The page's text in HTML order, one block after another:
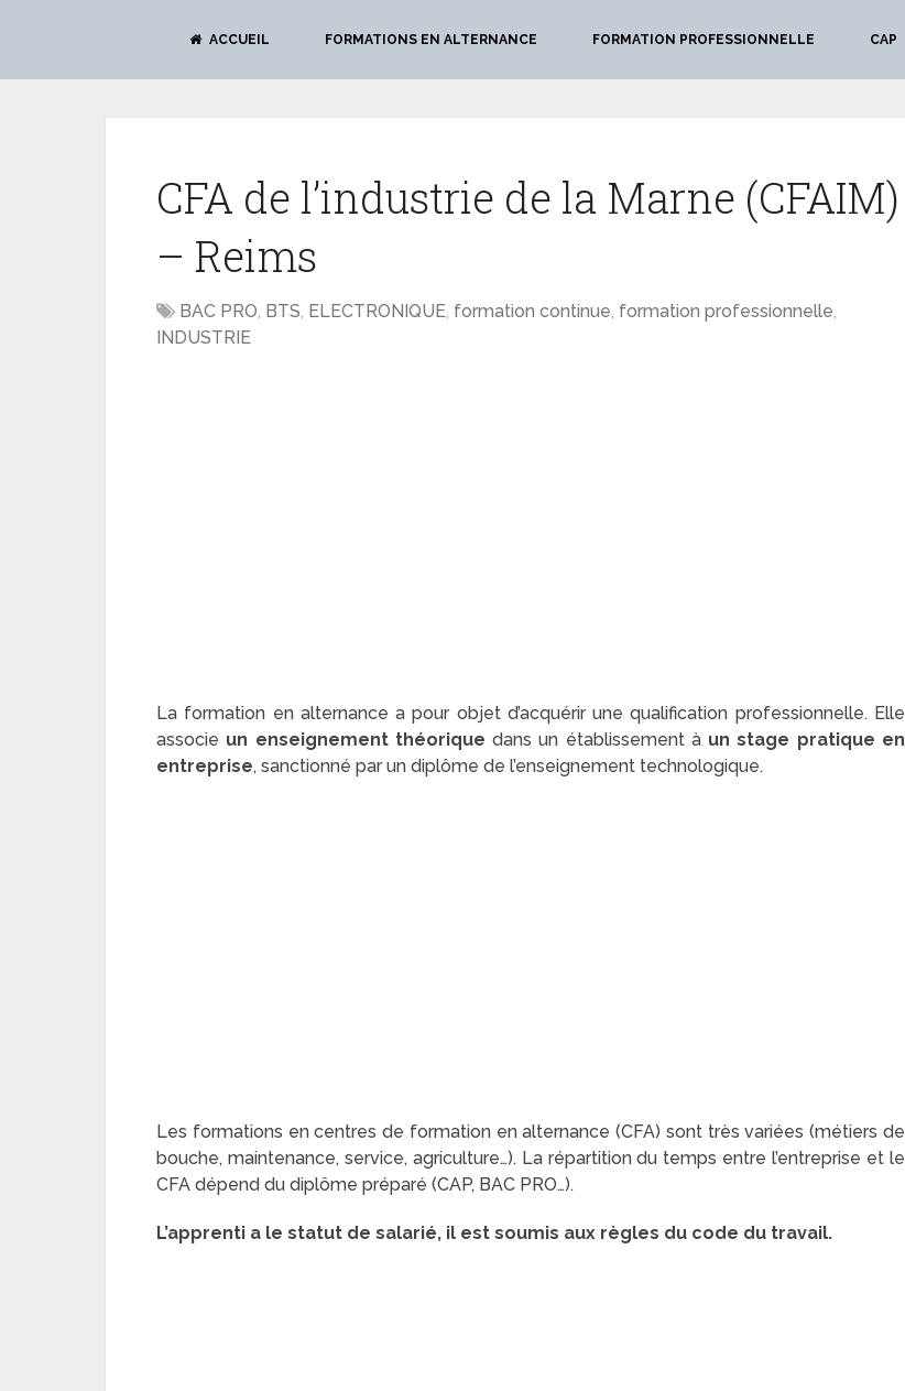
ACCUEIL FORMATIONS EN ALTERNANCE FORMATION PROFESSIONNELLE CAP
CFA de l’industrie de la Marne (CFAIM)
– Reims
BAC PRO, BTS, ELECTRONIQUE, formation continue, formation professionnelle,
INDUSTRIE
La formation en alternance a pour objet d’acquérir une qualification professionnelle. Elle
associe un enseignement théorique dans un établissement à un stage pratique en
entreprise, sanctionné par un diplôme de l’enseignement technologique.
Les formations en centres de formation en alternance (CFA) sont très variées (métiers de
bouche, maintenance, service, agriculture…). La répartition du temps entre l’entreprise et le
CFA dépend du diplôme préparé (CAP, BAC PRO…).
L’apprenti a le statut de salarié, il est soumis aux règles du code du travail.